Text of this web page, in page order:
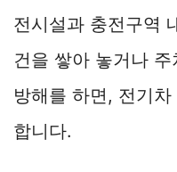
전시설과 충전구역
건을 쌓아 놓거나
방해를 하면, 전기
합니다.